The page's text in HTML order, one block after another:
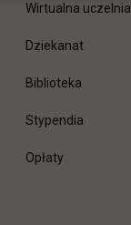
Wirtualna uczelnia
Dziekanat
Biblioteka
Stypendia
Opłaty